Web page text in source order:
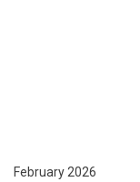
February 2026